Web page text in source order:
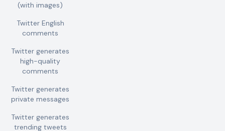
(with images)
Twitter English
comments
Twitter generates
high-quality
comments
Twitter generates
private messages
Twitter generates
trending tweets